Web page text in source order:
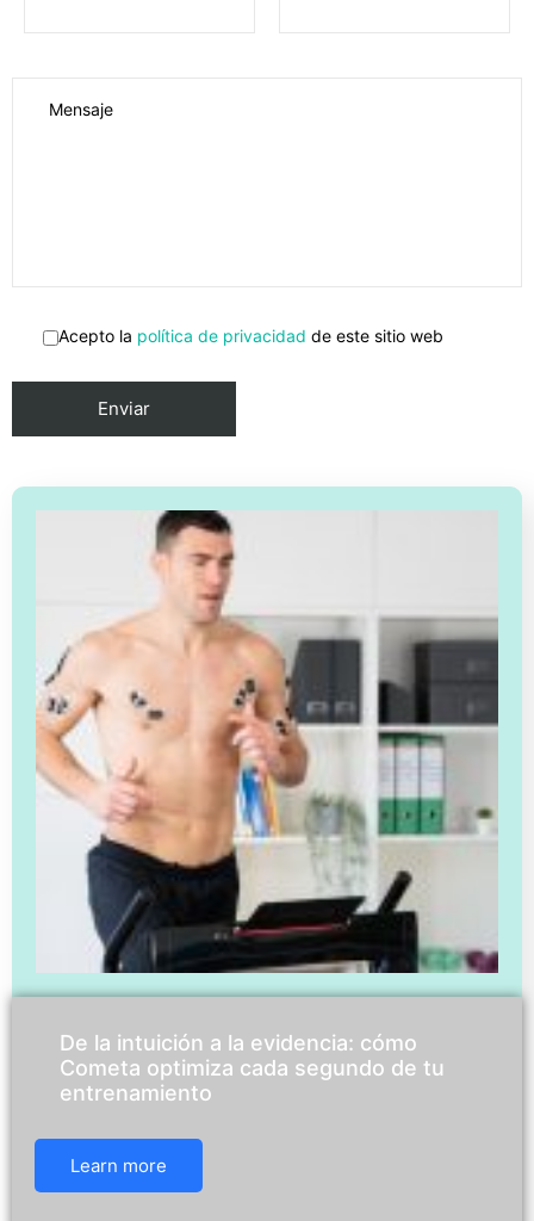
Acepto la política de privacidad de este sitio web
De la intuición a la evidencia: cómo
Cometa optimiza cada segundo de tu
entrenamiento
Learn more